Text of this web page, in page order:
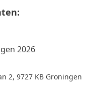
2026
2, 9727 KB Groningen